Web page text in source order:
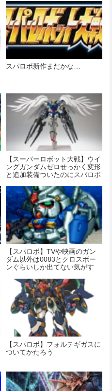
スパロボ新作まだかな…
【スーパーロボット大戦】ウイ
ングガンダムゼロせっかく変形
と追加装備ついたのにスパロボ
【スパロボ】TVや映画のガン
ダム以外は0083とクロスボー
ンぐらいしか出てない気がす
【スパロボ】フォルテギガスに
ついてかたろう